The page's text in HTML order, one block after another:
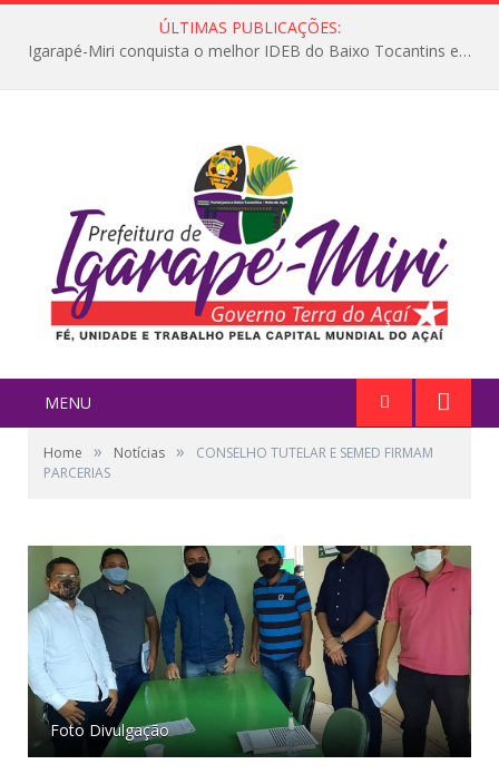
ÚLTIMAS PUBLICAÇÕES:
Igarapé-Miri conquista o melhor IDEB do Baixo Tocantins e avança na qualidade da educação pública
MENU
Home » Notícias »
CONSELHO TUTELAR E SEMED FIRMAM
PARCERIAS
Foto Divulgação